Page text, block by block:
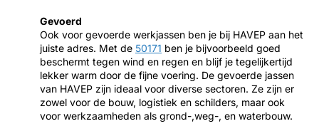
Gevoerd
Ook voor gevoerde werkjassen ben je bij HAVEP aan het
juiste adres. Met de 50171 ben je bijvoorbeeld goed
beschermt tegen wind en regen en blijf je tegelijkertijd
lekker warm door de fijne voering. De gevoerde jassen
van HAVEP zijn ideaal voor diverse sectoren. Ze zijn er
zowel voor de bouw, logistiek en schilders, maar ook
voor werkzaamheden als grond-,weg-, en waterbouw.